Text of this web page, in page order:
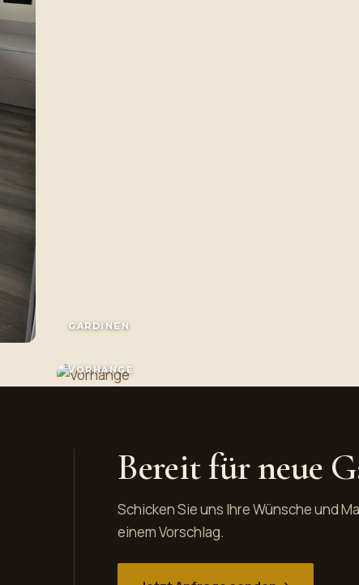
GARDINEN
VORHÄNGE
Bereit für neue
Schicken Sie uns Ihre Wünsche und
einem Vorschlag.